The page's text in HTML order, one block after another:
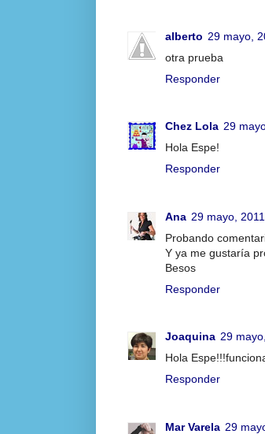
alberto 29 mayo,
otra prueba
Responder
Chez Lola 29
Hola Espe!
Responder
Ana 29 mayo,
Probando
Y ya me gustaría
Besos
Responder
Joaquina 29
Hola
Responder
Mar Varela 29